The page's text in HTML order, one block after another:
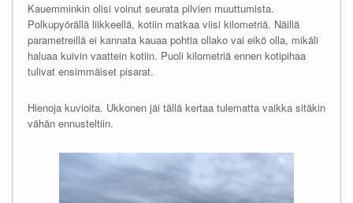
Kauemminkin olisi voinut seurata pilvien muuttumista.
Polkupyörällä liikkeellä, kotiin matkaa viisi kilometriä. Näillä
parametreillä ei kannata kauaa pohtia ollako vai eikö olla, mikäli
haluaa kuivin vaattein kotiin. Puoli kilometriä ennen kotipihaa
tulivat ensimmäiset pisarat.
Hienoja kuvioita. Ukkonen jäi tällä kertaa tulematta vaikka sitäkin
vähän ennusteltiin.